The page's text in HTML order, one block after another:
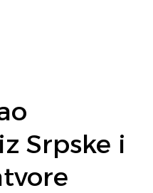
Srpske i